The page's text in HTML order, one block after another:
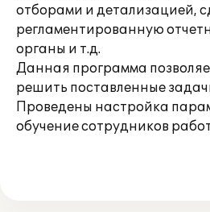
отборами и детализацией,
регламентированную
органы и т.д.
Данная программа
решить поставленные
Проведены настройка
обучение сотрудников